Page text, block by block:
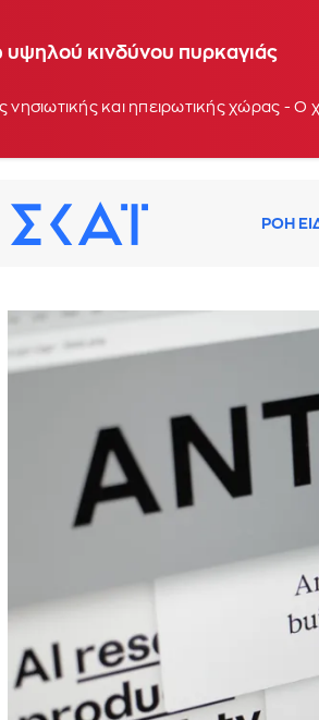
υψηλού κινδύνου πυρκαγιάς
νησιωτικής και ηπειρωτικής χώρας -
ΡΟΗ